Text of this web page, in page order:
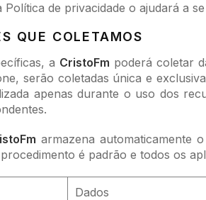
Política de privacidade o ajudará a
QUE COLETAMOS
a CristoFm poderá coletar
serão coletadas única e
apenas durante o uso dos
armazena automaticamente
é padrão e todos os
Dados